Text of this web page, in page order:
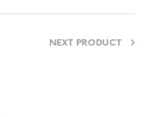
NEXT PRODUCT